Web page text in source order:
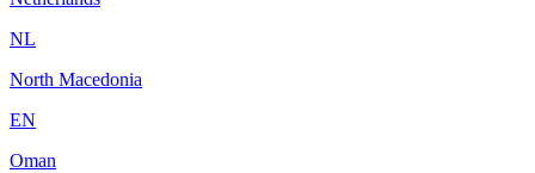
NL
North Macedonia
EN
Oman